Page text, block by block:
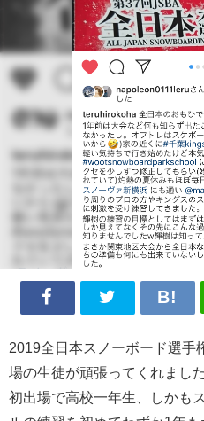
2019全日本スノーボード選手
場の生徒が頑張ってくれました
初出場で高校一年生、しかも